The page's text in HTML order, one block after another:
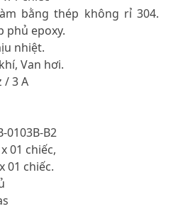
bằng thép không rỉ 304.
phủ epoxy.
nhiệt.
Van hơi.
/ 3 A
0103B-B2
01 chiếc,
01 chiếc.